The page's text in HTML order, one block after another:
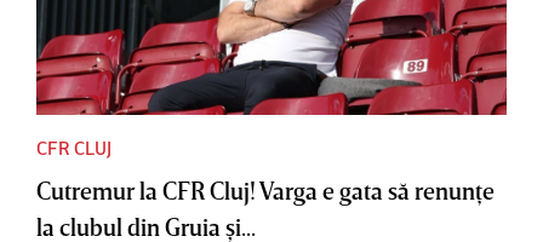
CFR CLUJ
Cutremur la CFR Cluj! Varga e gata să renunţe
la clubul din Gruia şi...